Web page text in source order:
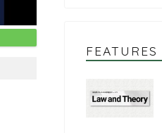
FEATURES